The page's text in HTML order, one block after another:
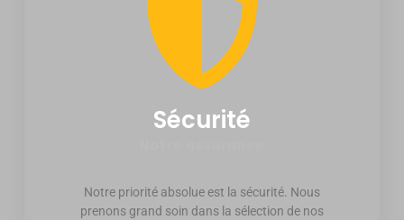
Sécurité
Notre priorité absolue est la sécurité. Nous
prenons grand soin dans la sélection de nos